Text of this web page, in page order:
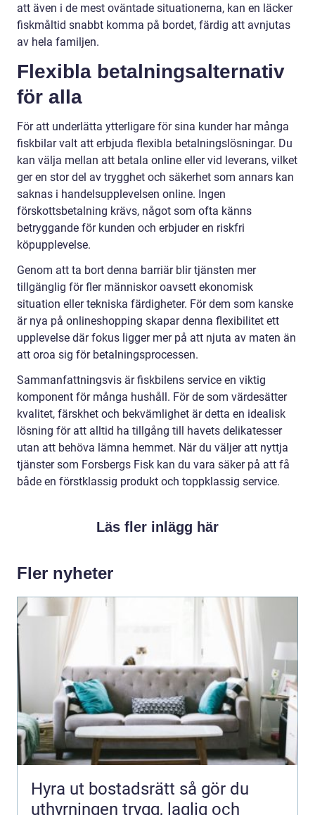
att även i de mest oväntade situationerna, kan en läcker
fiskmåltid snabbt komma på bordet, färdig att avnjutas
av hela familjen.
Flexibla betalningsalternativ
för alla
För att underlätta ytterligare för sina kunder har många
fiskbilar valt att erbjuda flexibla betalningslösningar. Du
kan välja mellan att betala online eller vid leverans, vilket
ger en stor del av trygghet och säkerhet som annars kan
saknas i handelsupplevelsen online. Ingen
förskottsbetalning krävs, något som ofta känns
betryggande för kunden och erbjuder en riskfri
köpupplevelse.
Genom att ta bort denna barriär blir tjänsten mer
tillgänglig för fler människor oavsett ekonomisk
situation eller tekniska färdigheter. För dem som kanske
är nya på onlineshopping skapar denna flexibilitet ett
upplevelse där fokus ligger mer på att njuta av maten än
att oroa sig för betalningsprocessen.
Sammanfattningsvis är fiskbilens service en viktig
komponent för många hushåll. För de som värdesätter
kvalitet, färskhet och bekvämlighet är detta en idealisk
lösning för att alltid ha tillgång till havets delikatesser
utan att behöva lämna hemmet. När du väljer att nyttja
tjänster som Forsbergs Fisk kan du vara säker på att få
både en förstklassig produkt och toppklassig service.
Läs fler inlägg här
Fler nyheter
Hyra ut bostadsrätt så gör du
uthyrningen trygg, laglig och